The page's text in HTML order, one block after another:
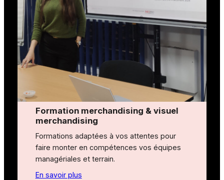
Formation merchandising & visuel
merchandising
Formations adaptées à vos attentes pour
faire monter en compétences vos équipes
managériales et terrain.
En savoir plus